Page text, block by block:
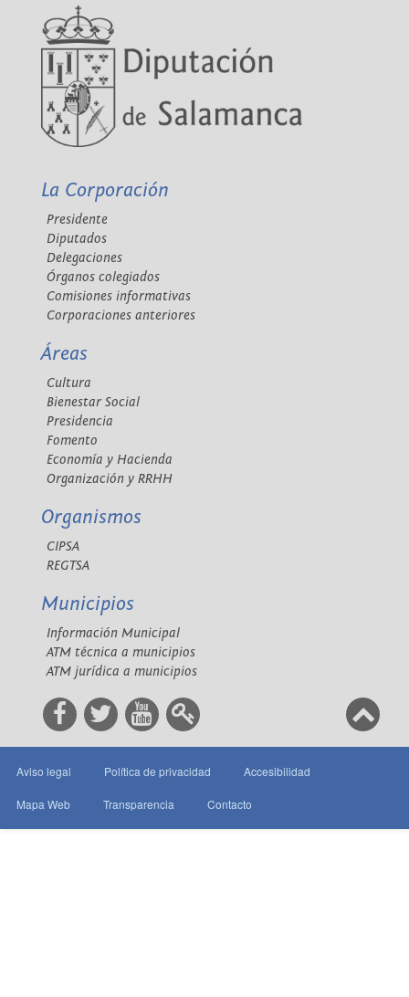
La Corporación
Presidente
Diputados
Delegaciones
Órganos colegiados
Comisiones informativas
Corporaciones anteriores
Áreas
Cultura
Bienestar Social
Presidencia
Fomento
Economía y Hacienda
Organización y RRHH
Organismos
CIPSA
REGTSA
Municipios
Información Municipal
ATM técnica a municipios
ATM jurídica a municipios
Aviso legal Política de privacidad Accesibilidad
Mapa Web Transparencia Contacto